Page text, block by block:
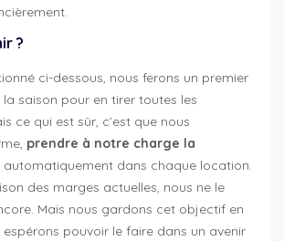
?
ci-dessous, nous ferons un premier
saison pour en tirer toutes les
ce qui est sûr, c’est que nous
prendre à notre charge la
automatiquement dans chaque location.
des marges actuelles, nous ne le
Mais nous gardons cet objectif en
pouvoir le faire dans un avenir